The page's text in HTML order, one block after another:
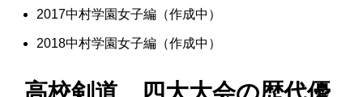
2017中村学園女子編（作成中）
2018中村学園女子編（作成中）